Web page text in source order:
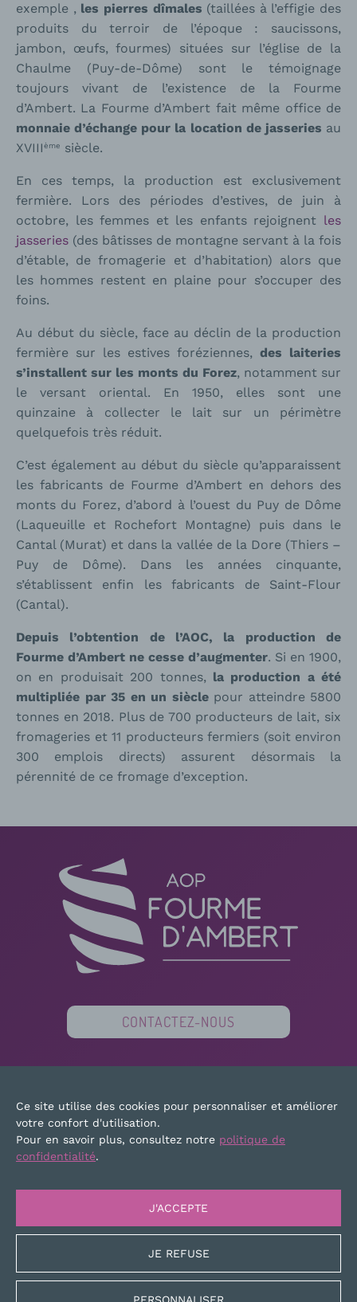
exemple ,les pierres dîmales (taillées à l’effigie des
produits du terroir de l’époque : saucissons,
jambon, œufs, fourmes) situées sur l’église de la
Chaulme (Puy-de-Dôme) sont le témoignage
toujours vivant de l’existence de la Fourme
d’Ambert. La Fourme d’Ambert fait même office de
monnaie d’échange pour la location de jasseries au
XVIIIème siècle.
En ces temps, la production est exclusivement
fermière. Lors des périodes d’estives, de juin à
octobre, les femmes et les enfants rejoignent les
jasseries (des bâtisses de montagne servant à la fois
d’étable, de fromagerie et d’habitation) alors que
les hommes restent en plaine pour s’occuper des
foins.
Au début du siècle, face au déclin de la production
fermière sur les estives foréziennes, des laiteries
s’installent sur les monts du Forez, notamment sur
le versant oriental. En 1950, elles sont une
quinzaine à collecter le lait sur un périmètre
quelquefois très réduit.
C’est également au début du siècle qu’apparaissent
les fabricants de Fourme d’Ambert en dehors des
monts du Forez, d’abord à l’ouest du Puy de Dôme
(Laqueuille et Rochefort Montagne) puis dans le
Cantal (Murat) et dans la vallée de la Dore (Thiers –
Puy de Dôme). Dans les années cinquante,
s’établissent enfin les fabricants de Saint-Flour
(Cantal).
Depuis l’obtention de l’AOC, la production de
Fourme d’Ambert ne cesse d’augmenter. Si en 1900,
on en produisait 200 tonnes, la production a été
multipliée par 35 en un sièclepour atteindre 5800
tonnes en 2018. Plus de 700 producteurs de lait, six
fromageries et 11 producteurs fermiers (soit environ
300 emplois directs) assurent désormais la
pérennité de ce fromage d’exception.
CONTACTEZ-NOUS
PLAN DU SITE MENTIONS LÉGALES
Ce site utilise des cookies pour personnaliser et améliorer
votre confort d'utilisation.
Pour en savoir plus, consultez notre politique de
confidentialité.
J'ACCEPTE
JE REFUSE